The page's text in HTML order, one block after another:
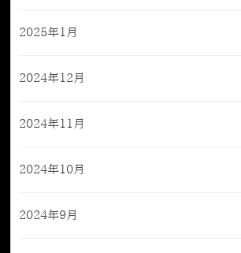
2025年1月
2024年12月
2024年11月
2024年10月
2024年9月